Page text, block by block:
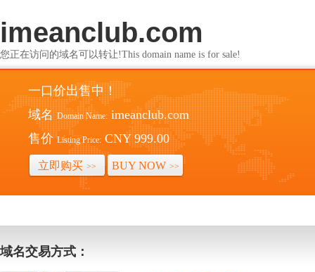
imeanclub.com
您正在访问的域名可以转让!This domain name is for sale!
一口价出售中！
域名 Domain Name: imeanclub.com
售价 Listing Price: CNY 999.00
立即购买 >> BUY NOW >>
域名交易方式：